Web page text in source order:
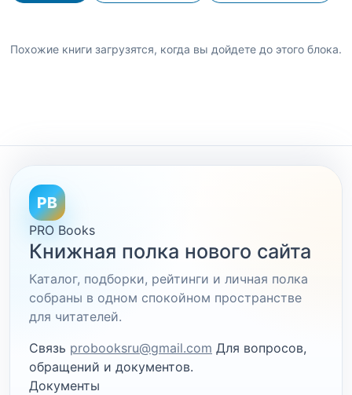
Похожие книги загрузятся, когда вы дойдете до этого блока.
PB
PRO Books
Книжная полка нового сайта
Каталог, подборки, рейтинги и личная полка
собраны в одном спокойном пространстве
для читателей.
Связь probooksru@gmail.com Для вопросов,
обращений и документов.
Документы